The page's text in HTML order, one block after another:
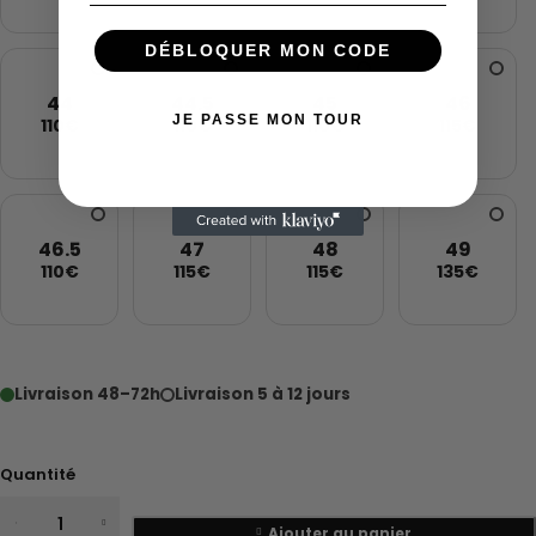
44
110€ 110€ 110€
46.5
110€
47
115€
48
115€
49
135€
Livraison 48–72h Livraison 5 à 12 jours
Quantité
DÉBLOQUER MON CODE
JE PASSE MON TOUR